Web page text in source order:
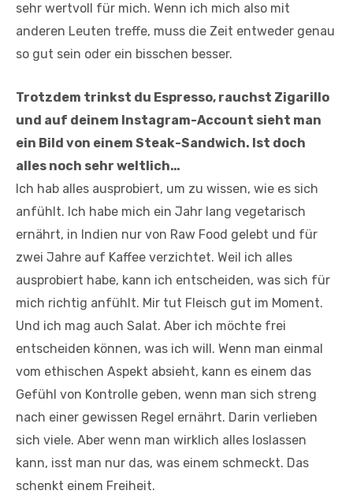
sehr wertvoll für mich. Wenn ich mich also mit
anderen Leuten treffe, muss die Zeit entweder genau
so gut sein oder ein bisschen besser.
Trotzdem trinkst du Espresso, rauchst Zigarillo
und auf deinem Instagram-Account sieht man
ein Bild von einem Steak-Sandwich. Ist doch
alles noch sehr weltlich…
Ich hab alles ausprobiert, um zu wissen, wie es sich
anfühlt. Ich habe mich ein Jahr lang vegetarisch
ernährt, in Indien nur von Raw Food gelebt und für
zwei Jahre auf Kaffee verzichtet. Weil ich alles
ausprobiert habe, kann ich entscheiden, was sich für
mich richtig anfühlt. Mir tut Fleisch gut im Moment.
Und ich mag auch Salat. Aber ich möchte frei
entscheiden können, was ich will. Wenn man einmal
vom ethischen Aspekt absieht, kann es einem das
Gefühl von Kontrolle geben, wenn man sich streng
nach einer gewissen Regel ernährt. Darin verlieben
sich viele. Aber wenn man wirklich alles loslassen
kann, isst man nur das, was einem schmeckt. Das
schenkt einem Freiheit.